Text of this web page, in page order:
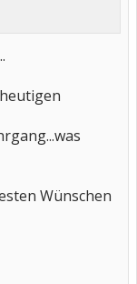
Wünschen